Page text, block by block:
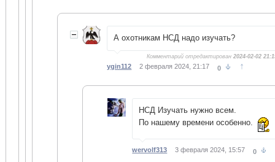
А охотникам НСД надо изучать?
Комментарий отредактирован2024-02-02
ygin112 2 февраля 2024, 21:17 0 ↑
НСД Изучать нужно всем.
По нашему времени особенно.
wervolf313 3 февраля 2024, 15:57 0